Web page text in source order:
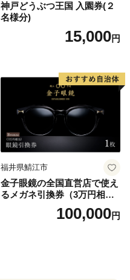
神戸どうぶつ王国 入園券(２
名様分)
15,000円
福井県鯖江市
金子眼鏡の全国直営店で使え
るメガネ引換券（3万円相
100,000円